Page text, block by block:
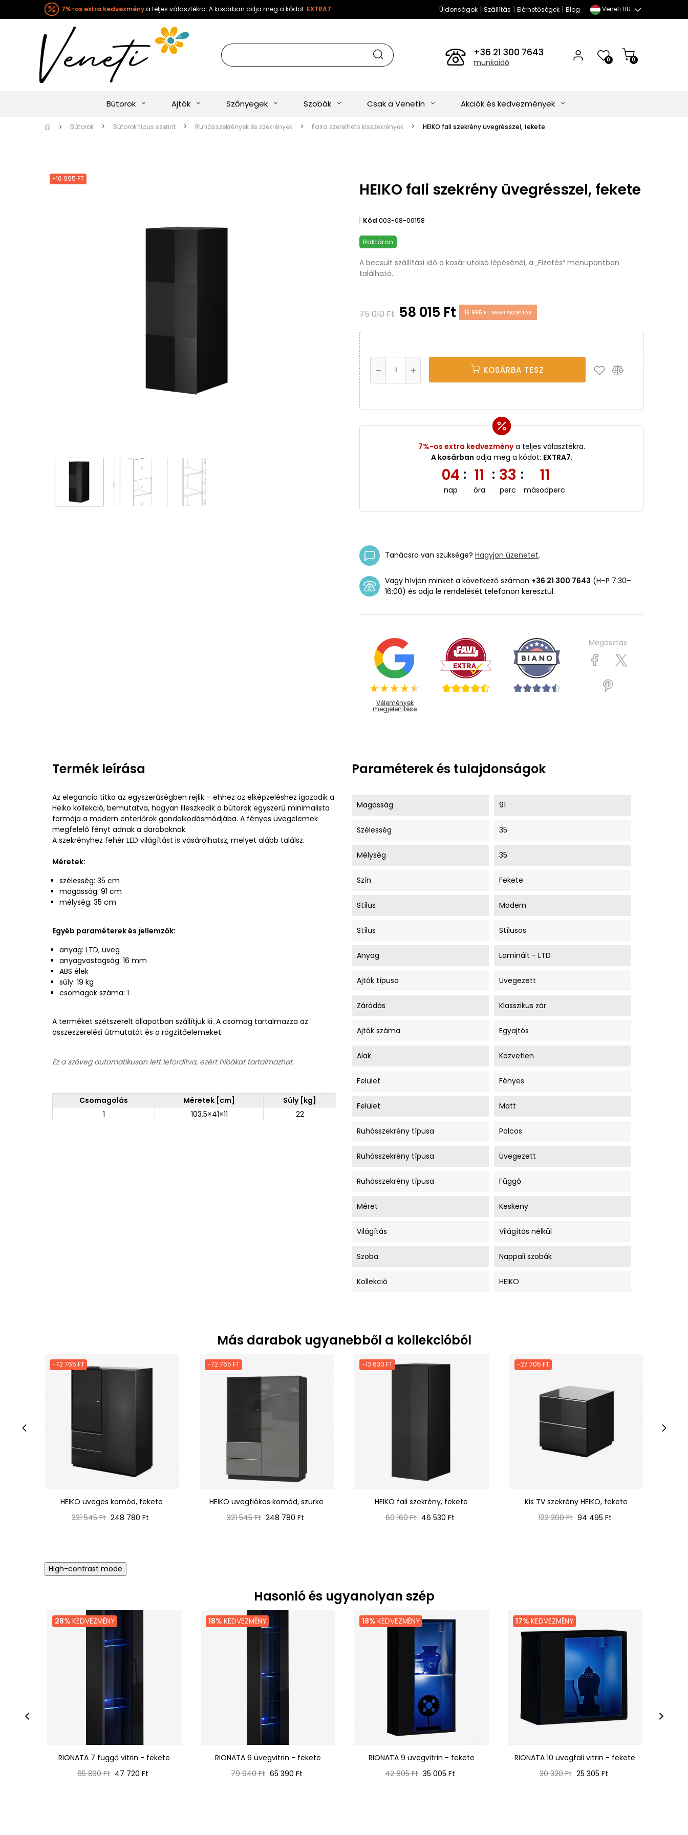
7%-os extra kedvezménya teljes választékra. A kosárban adja meg a kódot: EXTRA7 Újdonságok| Szállítás | Elérhetőségek| Blog Veneti HU
+36 21 300 7643
munkaidő 0 0
Bútorok Ajtók Szőnyegek Szobák Csak a Venetin Akciók és kedvezmények
Bútorok Bútorok típus szerint Ruhásszekrények és szekrények Falra szerelhető kisszekrények HEIKO fali szekrény üvegrésszel, fekete
-16 995 FT
HEIKO fali szekrény üvegrésszel, fekete
Kód 003-08-00158
Raktáron
A becsült szállítási idő a kosár utolsó lépésénél, a „Fizetés“ menüpontban
található.
75 010 Ft 58 015 Ft 16 995 FT MEGTAKARÍTÁS
KOSÁRBA TESZ
7%-os extra kedvezménya teljes választékra.
A kosárban adja meg a kódot: EXTRA7.
04
nap
: 11
óra
: 33
perc
: 10
másodperc
Tanácsra van szüksége? Hagyjon üzenetet.
Vagy hívjon minket a következő számon +36 21 300 7643 (H–P 7:30–
16:00) és adja le rendelését telefonon keresztül.
Vélemények
megjelenítése
Megosztás
Termék leírása
Az elegancia titka az egyszerűségben rejlik – ehhez az elképzeléshez igazodik a
Heiko kollekció, bemutatva, hogyan illeszkedik a bútorok egyszerű minimalista
formája a modern enteriőrök gondolkodásmódjába. A fényes üvegelemek
megfelelő fényt adnak a daraboknak.
A szekrényhez fehér LED világítást is vásárolhatsz, melyet alább találsz.
Méretek:
szélesség: 35 cm
magasság: 91 cm
mélység: 35 cm
Egyéb paraméterek és jellemzők:
anyag: LTD, üveg
anyagvastagság: 16 mm
ABS élek
súly: 19 kg
csomagok száma: 1
A terméket szétszerelt állapotban szállítjuk ki. A csomag tartalmazza az
összeszerelési útmutatót és a rögzítőelemeket.
Ez a szöveg automatikusan lett lefordítva, ezért hibákat tartalmazhat.
Csomagolás Méretek [cm]
Súly [kg]
1
103,5×41×11 22
Paraméterek és tulajdonságok
Magasság 91
Szélesség 35
Mélység 35
Szín Fekete
Stílus Modern
Stílus Stílusos
Anyag Laminált - LTD
Ajtók típusa Üvegezett
Záródás Klasszikus zár
Ajtók száma Egyajtós
Alak Közvetlen
Felület Fényes
Felület Matt
Ruhásszekrény típusa Polcos
Ruhásszekrény típusa Üvegezett
Ruhásszekrény típusa Függő
Méret Keskeny
Világítás Világítás nélkül
Szoba Nappali szobák
Kollekció HEIKO
Más darabok ugyanebből a kollekcióból
-72 765 FT
HEIKO üveges komód, fekete
Normál
321 545 Ft Ár
248 780 Ft
-72 765 FT
HEIKO üvegfiókos komód, szürke
Normál
321 545 Ft Ár
248 780 Ft
-13 630 FT
HEIKO fali szekrény, fekete
Normál
60 160 Ft Ár
46 530 Ft
-27 705 FT
Kis TV szekrény HEIKO, fekete
Normál
122 200 Ft Ár
94 495 Ft
High-contrast mode
Hasonló és ugyanolyan szép
28% KEDVEZMÉNY
RIONATA 7 függő vitrin - fekete
Normál
65 830 Ft Ár
47 720 Ft
18% KEDVEZMÉNY
RIONATA 6 üvegvitrin - fekete
Normál
79 940 Ft Ár
65 390 Ft
18% KEDVEZMÉNY
RIONATA 9 üvegvitrin - fekete
Normál
42 805 Ft Ár
35 005 Ft
17% KEDVEZMÉNY
RIONATA 10 üvegfali vitrin - fekete
Normál
30 320 Ft Ár
25 305 Ft